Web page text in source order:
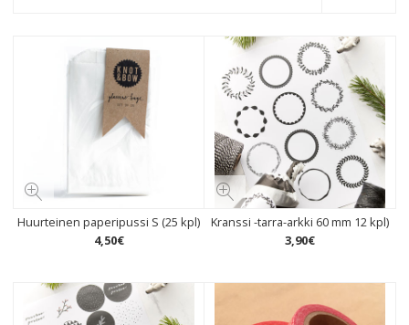
Huurteinen paperipussi S (25 kpl)
4,50€
Kranssi -tarra-arkki 60 mm 12 kpl)
3,90€